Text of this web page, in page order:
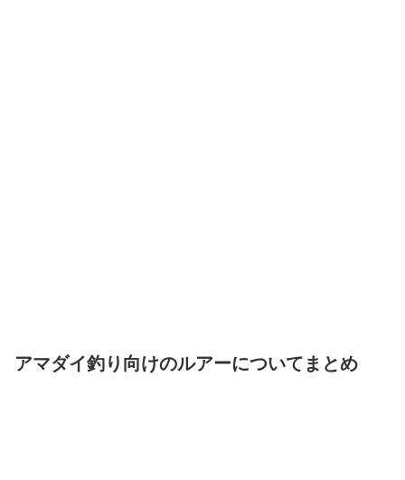
アマダイ釣り向けのルアーについてまとめ